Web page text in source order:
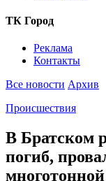
ТК Город
Реклама
Контакты
Все новости Архив
Происшествия
В Братском
погиб,